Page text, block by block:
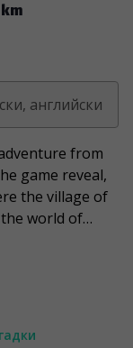
английски
from
game reveal,
the village of
world of
spring water
makes
lilies that are